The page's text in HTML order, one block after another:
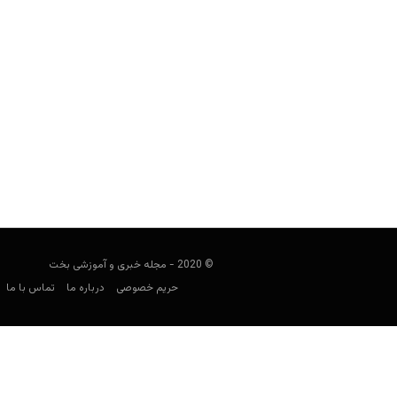
© 2020 - مجله خبری و آموزشی بخت
حریم خصوصی
درباره ما تماس با ما